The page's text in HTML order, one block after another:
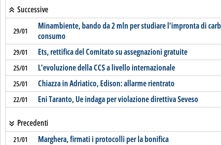
Successive
29/01
Minambiente, bando da 2 mln per studiare l'impronta di
consumo
29/01 Ets, rettifica del Comitato su assegnazioni gratuite
25/01 L'evoluzione della CCS a livello internazionale
25/01 Chiazza in Adriatico, Edison: allarme rientrato
22/01 Eni Taranto, Ue indaga per violazione direttiva Seveso
Precedenti
21/01 Marghera, firmati i protocolli per la bonifica